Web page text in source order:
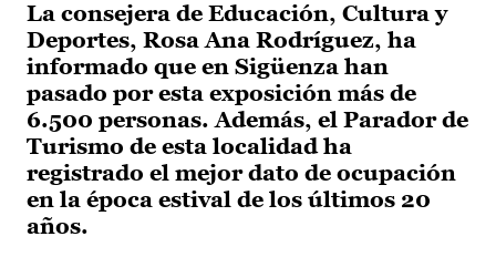
La consejera de Educación, Cultura y
Deportes, Rosa Ana Rodríguez, ha
informado que en Sigüenza han
pasado por esta exposición más de
6.500 personas. Además, el Parador de
Turismo de esta localidad ha
registrado el mejor dato de ocupación
en la época estival de los últimos 20
años.